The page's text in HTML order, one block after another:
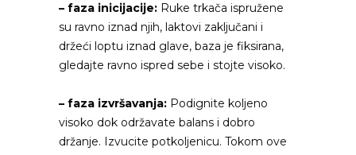
– faza inicijacije: Ruke trkača ispružene
su ravno iznad njih, laktovi zaključani i
držeći loptu iznad glave, baza je fiksirana,
gledajte ravno ispred sebe i stojte visoko.
– faza izvršavanja: Podignite koljeno
visoko dok održavate balans i dobro
držanje. Izvucite potkoljenicu. Tokom ove